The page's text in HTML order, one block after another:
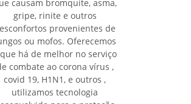
causam bromquite, asma,
gripe, rinite e outros
provenientes de
ou mofos. Oferecemos
há de melhor no serviço
combate ao corona vírus ,
covid 19, H1N1, e outros ,
utilizamos tecnologia